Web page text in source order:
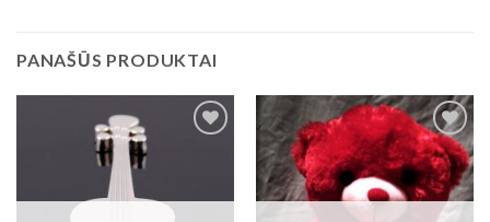
PANAŠŪS PRODUKTAI
Add to
Wishlist